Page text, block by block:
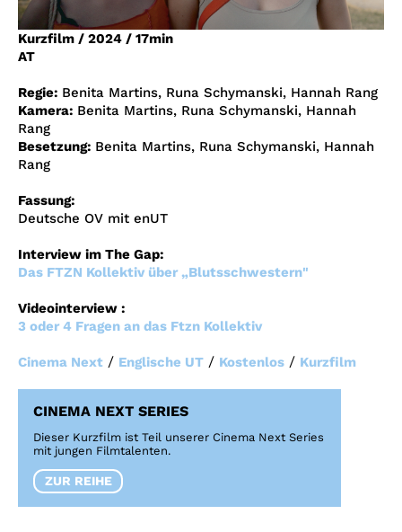
Account
Suche
Kurzfilm / 2024 / 17min
AT
Regie: Benita Martins, Runa Schymanski, Hannah Rang
Kamera: Benita Martins, Runa Schymanski, Hannah
Rang
Besetzung: Benita Martins, Runa Schymanski, Hannah
Rang
Fassung:
Deutsche OV mit enUT
Interview im The Gap:
Das FTZN Kollektiv über „Blutsschwestern"
Videointerview :
3 oder 4 Fragen an das Ftzn Kollektiv
Cinema Next / Englische UT / Kostenlos / Kurzfilm
CINEMA NEXT SERIES
Dieser Kurzfilm ist Teil unserer Cinema Next Series
mit jungen Filmtalenten.
ZUR REIHE